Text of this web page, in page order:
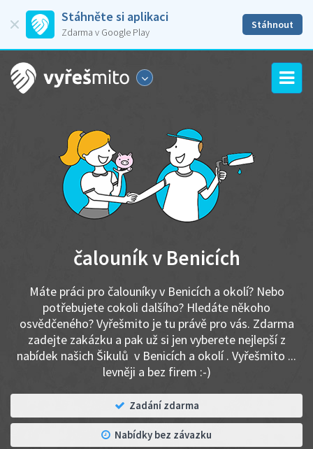
Stáhněte si aplikaci
Zdarma v Google Play
Stáhnout
čalouník v Benicích
Máte práci pro čalouníky v Benicích a okolí? Nebo
potřebujete cokoli dalšího? Hledáte někoho
osvědčeného? Vyřešmito je tu právě pro vás. Zdarma
zadejte zakázku a pak už si jen vyberete nejlepší z
nabídek našich Šikulů v Benicích a okolí . Vyřešmito ...
levněji a bez firem :-)
Zadání zdarma
Nabídky bez závazku